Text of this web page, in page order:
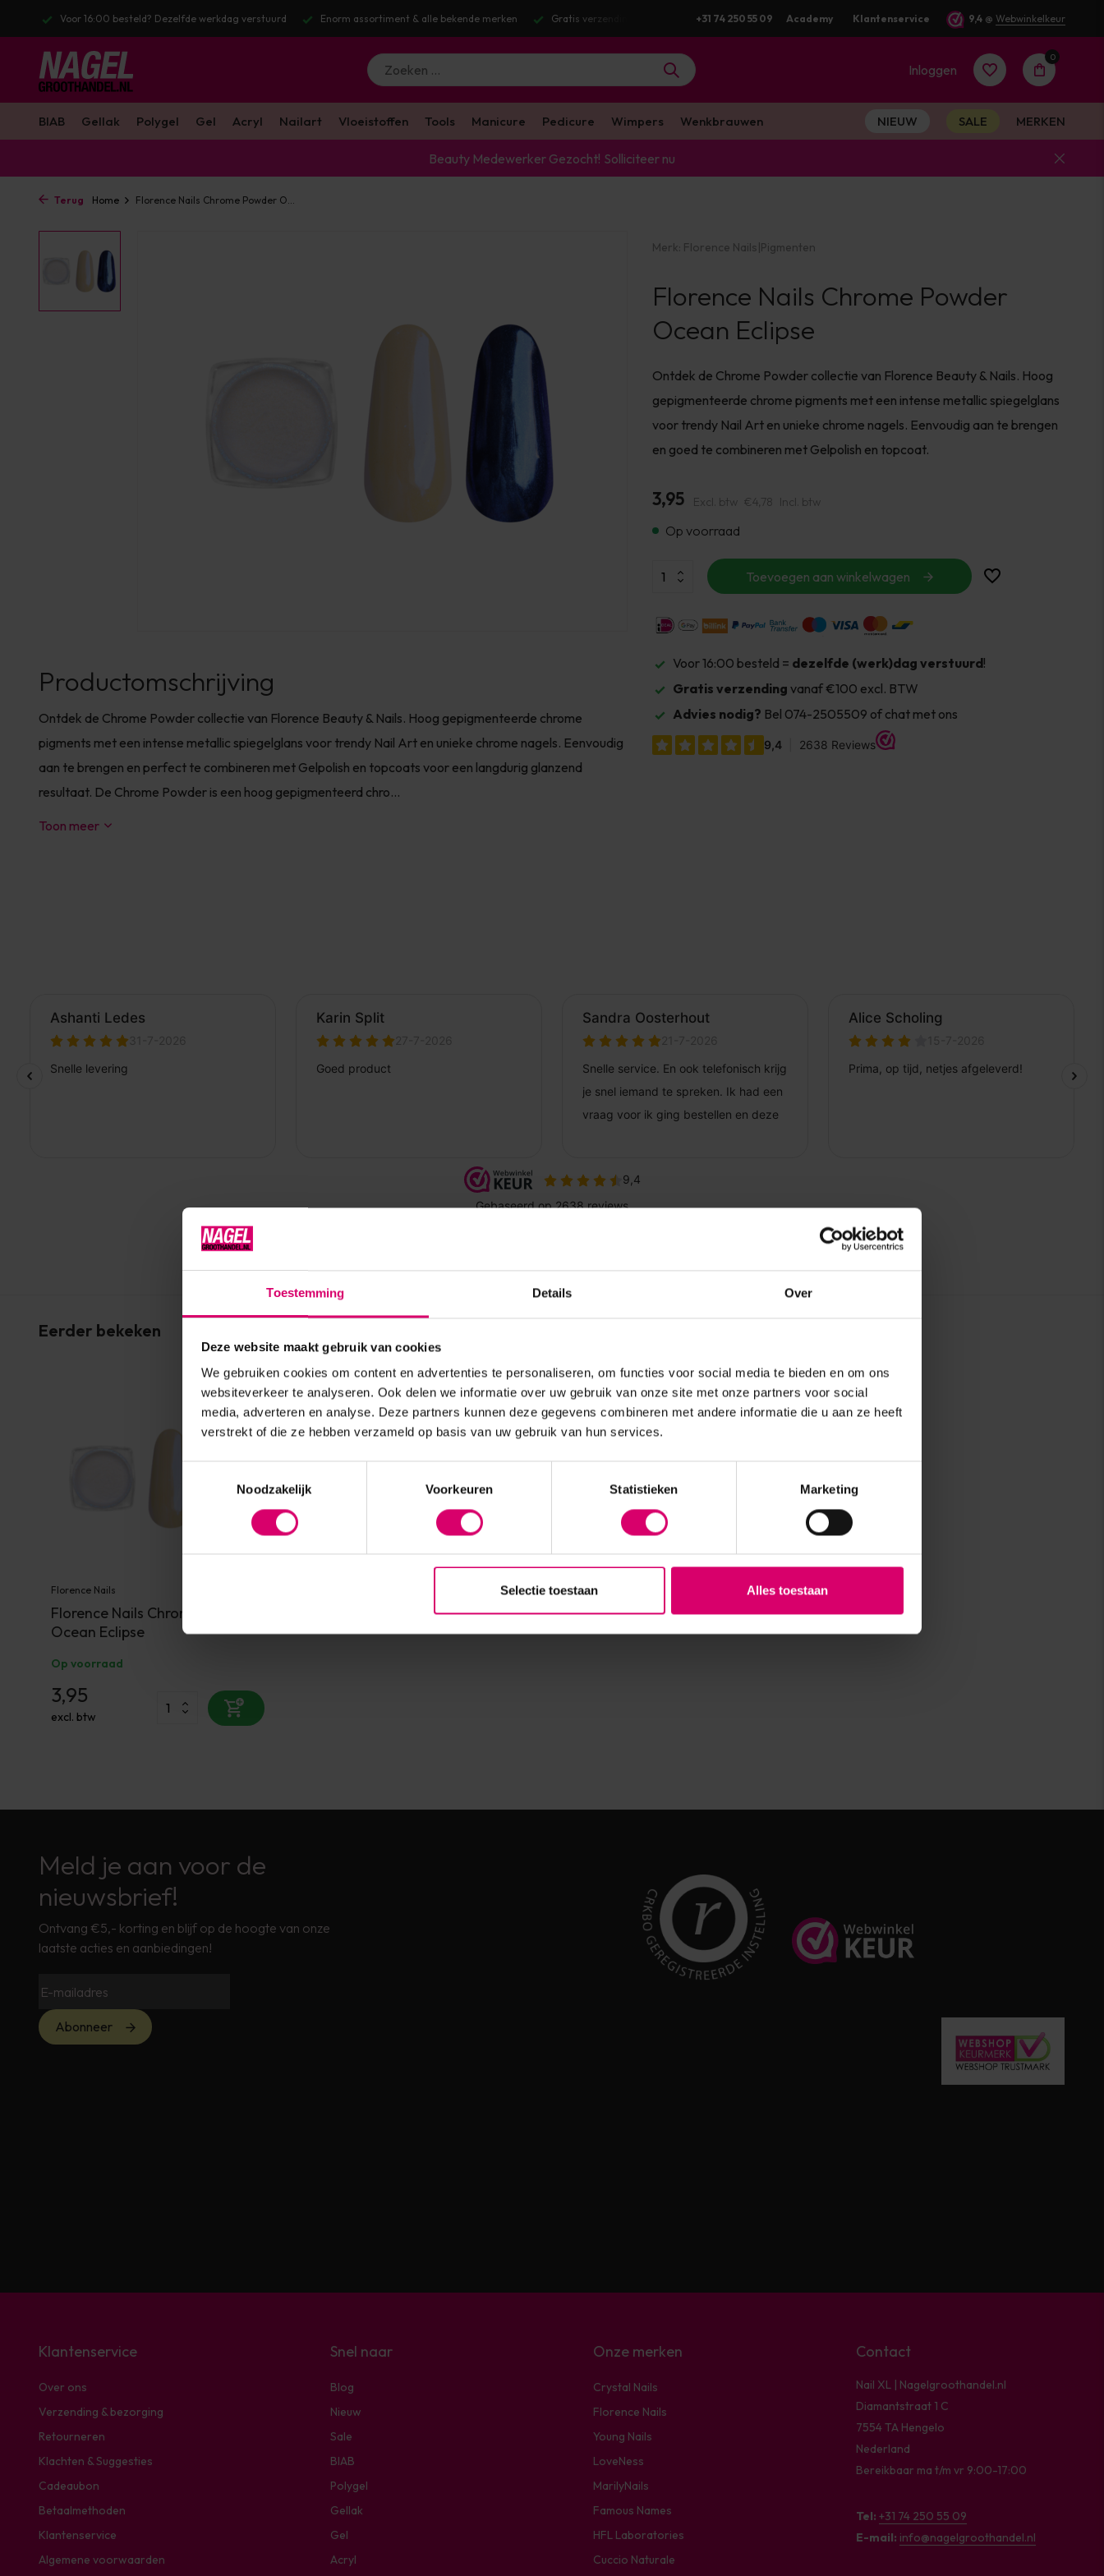
Toestemming Details Over
Deze website maakt gebruik van cookies
We gebruiken cookies om content en advertenties te personaliseren, om functies voor social media te bieden en om ons
websiteverkeer te analyseren. Ook delen we informatie over uw gebruik van onze site met onze partners voor social
media, adverteren en analyse. Deze partners kunnen deze gegevens combineren met andere informatie die u aan ze heeft
verstrekt of die ze hebben verzameld op basis van uw gebruik van hun services.
Noodzakelijk
Voorkeuren Statistieken Marketing
Selectie toestaan Alles toestaan
Enorm assortiment & alle bekende merken Gratis verzending v.a. €100 excl. BTW Voor 16:00 besteld? Dezelfde werkdag verstuurd+31 74 250 55 09 Academy Klantenservice 9,4 @ Webwinkelkeur
Inloggen
Account
aanmaken
0
BIAB Gellak Polygel Gel Acryl Nailart Vloeistoffen Tools Manicure Pedicure Wimpers Wenkbrauwen NIEUW SALE MERKEN
Beauty Medewerker Gezocht! Solliciteer nu
Terug Home Florence Nails Chrome Powder O...
Productomschrijving
Ontdek de Chrome Powder collectie van Florence Beauty & Nails. Hoog gepigmenteerde chrome
pigments met een intense metallic spiegelglans voor trendy Nail Art en unieke chrome nagels. Eenvoudig
aan te brengen en perfect te combineren met Gelpolish en topcoats voor een langdurig glanzend
resultaat. De Chrome Powder is een hoog gepigmenteerd chro...
Toon meer
Merk: Florence Nails|Pigmenten
Florence Nails Chrome Powder
Ocean Eclipse
Ontdek de Chrome Powder collectie van Florence Beauty & Nails. Hoog
gepigmenteerde chrome pigments met een intense metallic spiegelglans
voor trendy Nail Art en unieke chrome nagels. Eenvoudig aan te brengen
en goed te combineren met Gelpolish en topcoat.
3,95 Excl. btw €4,78 Incl. btw
Op voorraad
Toevoegen aan winkelwagen
Voor 16:00 besteld = dezelfde (werk)dag verstuurd!
Gratis verzending vanaf €100 excl. BTW
Advies nodig? Bel 074-2505509 of chat met ons
Eerder bekeken
Florence Nails
Florence Nails Chrome Powder
Ocean Eclipse
Op voorraad
3,95
excl. btw
Meld je aan voor de
nieuwsbrief!
Ontvang €5,- korting en blijf op de hoogte van onze
laatste acties en aanbiedingen!
Abonneer
Klantenservice
Over ons
Verzending & bezorging
Retourneren
Klachten & Suggesties
Cadeaubon
Betaalmethoden
Klantenservice
Algemene voorwaarden
Snel naar
Blog
Nieuw
Sale
BIAB
Polygel
Gellak
Gel
Acryl
Onze merken
Crystal Nails
Florence Nails
Young Nails
LoveNess
MarilyNails
Famous Names
HFL Laboratories
Cuccio Naturale
Contact
Nail XL | Nagelgroothandel.nl
Diamantstraat 1 C
7554 TA Hengelo
Nederland
Bereikbaar ma t/m vr 9:00-17:00
Tel: +31 74 250 55 09
E-mail: info@nagelgroothandel.nl